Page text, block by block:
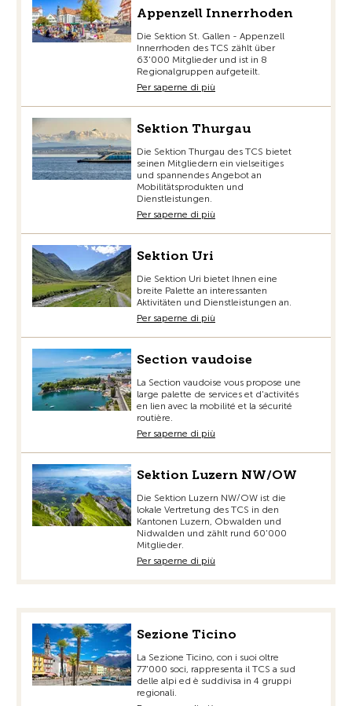
Appenzell Innerrhoden
Die Sektion St. Gallen - Appenzell
Innerrhoden des TCS zählt über
63'000 Mitglieder und ist in 8
Regionalgruppen aufgeteilt.
Per saperne di più
Sektion Thurgau
Die Sektion Thurgau des TCS bietet
seinen Mitgliedern ein vielseitiges
und spannendes Angebot an
Mobilitätsprodukten und
Dienstleistungen.
Per saperne di più
Sektion Uri
Die Sektion Uri bietet Ihnen eine
breite Palette an interessanten
Aktivitäten und Dienstleistungen an.
Per saperne di più
Section vaudoise
La Section vaudoise vous propose une
large palette de services et d'activités
en lien avec la mobilité et la sécurité
routière.
Per saperne di più
Sektion Luzern NW/OW
Die Sektion Luzern NW/OW ist die
lokale Vertretung des TCS in den
Kantonen Luzern, Obwalden und
Nidwalden und zählt rund 60'000
Mitglieder.
Per saperne di più
Sezione Ticino
La Sezione Ticino, con i suoi oltre
77'000 soci, rappresenta il TCS a sud
delle alpi ed è suddivisa in 4 gruppi
regionali.